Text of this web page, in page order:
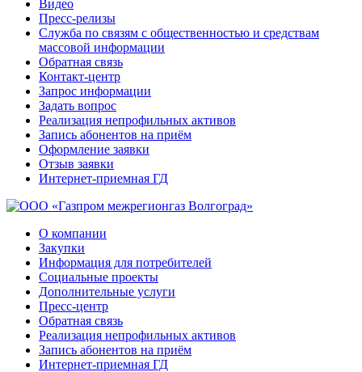
Видео
Пресс-релизы
Служба по связям с общественностью и средствам
массовой информации
Обратная связь
Контакт-центр
Запрос информации
Задать вопрос
Реализация непрофильных активов
Запись абонентов на приём
Оформление заявки
Отзыв заявки
Интернет-приемная ГД
О компании
Закупки
Информация для потребителей
Социальные проекты
Дополнительные услуги
Пресс-центр
Обратная связь
Реализация непрофильных активов
Запись абонентов на приём
Интернет-приемная ГД